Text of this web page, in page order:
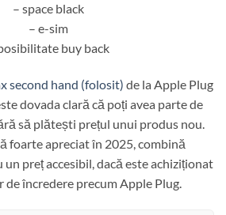
– space black
– e-sim
buy back
second hand (folosit) de la Apple Plug
dovada clară că poți avea parte de
să plătești prețul unui produs nou.
foarte apreciat în 2025, combină
preț accesibil, dacă este achiziționat
de încredere precum Apple Plug.